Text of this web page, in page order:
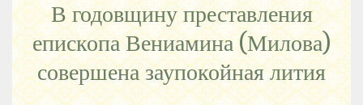
В годовщину преставления
епископа Вениамина (Милова)
совершена заупокойная лития